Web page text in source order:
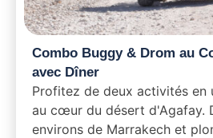
Combo Buggy & Drom au
avec Dîner
Profitez de deux activités en
au cœur du désert d'Agafay.
environs de Marrakech et